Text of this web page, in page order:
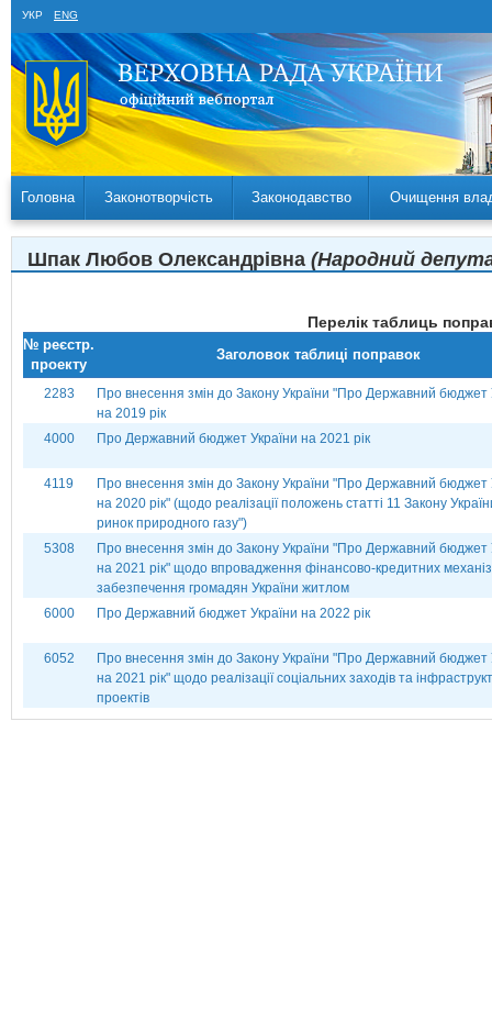
УКР ENG
Головна Законотворчість Законодавство Очищення
Шпак Любов Олександрівна (Народний
Перелік таблиць
№ реєстр.
проекту
Заголовок таблиці поправок
2283
Про внесення змін до Закону України "Про Державний бюджет
на 2019 рік
4000
Про Державний бюджет України на 2021 рік
4119
Про внесення змін до Закону України "Про Державний бюджет
на 2020 рік" (щодо реалізації положень статті 11 Закону
ринок природного газу")
5308
Про внесення змін до Закону України "Про Державний бюджет
на 2021 рік" щодо впровадження фінансово-кредитних
забезпечення громадян України житлом
6000
Про Державний бюджет України на 2022 рік
6052
Про внесення змін до Закону України "Про Державний бюджет
на 2021 рік" щодо реалізації соціальних заходів та
проектів